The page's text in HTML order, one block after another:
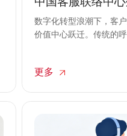
遇
数字化转型浪潮下，客
价值中心跃迁。传统的
联络中心外包生态体系
长曲线。
更多